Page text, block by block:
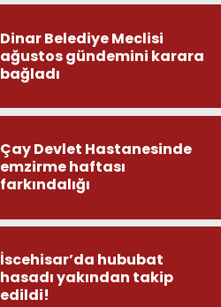
Dinar Belediye Meclisi
ağustos gündemini karara
bağladı
Çay Devlet Hastanesinde
emzirme haftası
farkındalığı
İscehisar’da hububat
hasadı yakından takip
edildi!